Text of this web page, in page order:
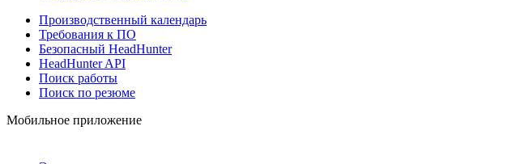
Производственный календарь
Требования к ПО
Безопасный HeadHunter
HeadHunter API
Поиск работы
Поиск по резюме
Мобильное приложение